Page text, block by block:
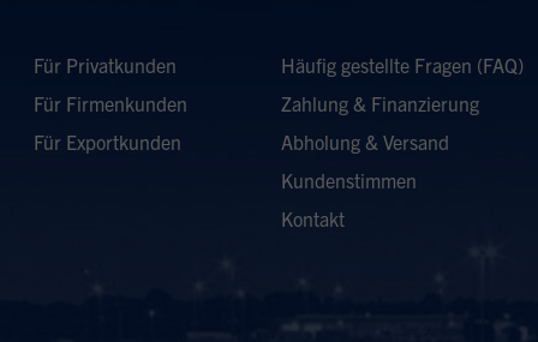
Für Privatkunden
Für Firmenkunden
Für Exportkunden
Häufig gestellte Fragen (FAQ)
Zahlung & Finanzierung
Abholung & Versand
Kundenstimmen
Kontakt